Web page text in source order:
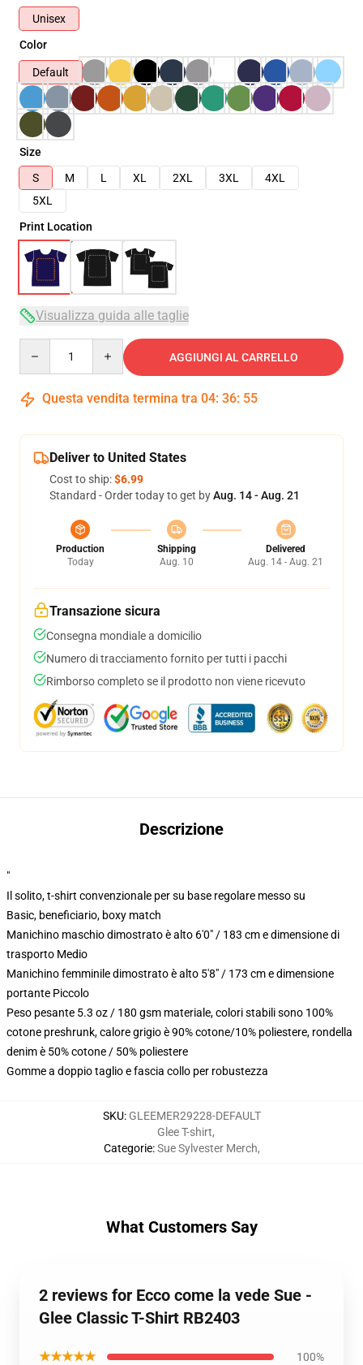
Unisex
Color
Default
Size
S
M L XL 2XL 3XL
4XL
5XL
Print Location
Visualizza guida alle taglie
AGGIUNGI AL CARRELLO
Questa vendita termina tra 04: 36: 54
Deliver to United States
Cost to ship:$6.99
Standard - Order today to get byAug. 14 - Aug. 21
Production
Today
Shipping
Aug. 10
Delivered
Aug. 14 - Aug. 21
Transazione sicura
Consegna mondiale a domicilio
Numero di tracciamento fornito per tutti i pacchi
Rimborso completo se il prodotto non viene ricevuto
Descrizione
"
Il solito, t-shirt convenzionale per su base regolare messo su
Basic, beneficiario, boxy match
Manichino maschio dimostrato è alto 6'0" / 183 cm e dimensione di
trasporto Medio
Manichino femminile dimostrato è alto 5'8" / 173 cm e dimensione
portante Piccolo
Peso pesante 5.3 oz / 180 gsm materiale, colori stabili sono 100%
cotone preshrunk, calore grigio è 90% cotone/10% poliestere, rondella
denim è 50% cotone / 50% poliestere
Gomme a doppio taglio e fascia collo per robustezza
SKU: GLEEMER29228-DEFAULT
Categorie:
Glee T-shirt,
Sue Sylvester Merch,
What Customers Say
2 reviews for Ecco come la vede Sue -
Glee Classic T-Shirt RB2403
★★★★★ 100%